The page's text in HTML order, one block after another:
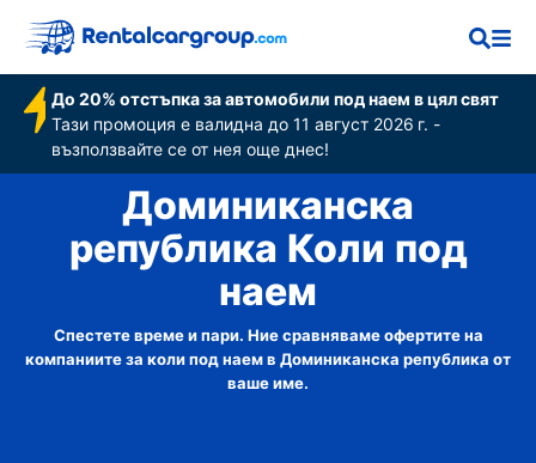
До 20% отстъпка за автомобили под наем в цял свят
Тази промоция е валидна до 11 август 2026 г. -
възползвайте се от нея още днес!
Доминиканска
република Коли под
наем
Спестете време и пари. Ние сравняваме офертите на
компаниите за коли под наем в Доминиканска република от
ваше име.